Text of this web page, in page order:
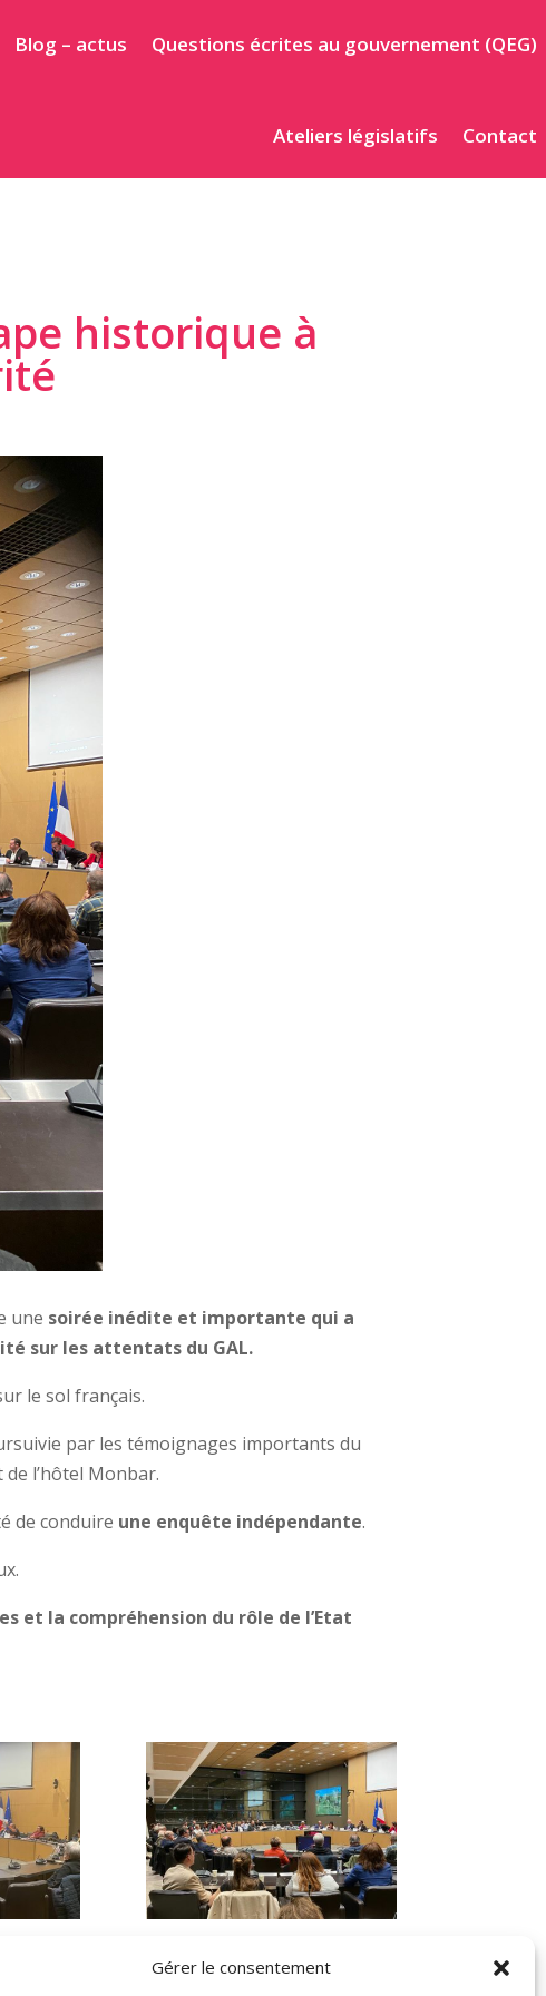
Gérer le consentement
Blog – actus Questions écrites au gouvernement (QEG)
Ateliers législatifs Contact
historique à
une soirée inédite et importante qui a
sur les attentats du GAL.
le sol français.
par les témoignages importants du
l’hôtel Monbar.
de conduire une enquête indépendante.
et la compréhension du rôle de l’Etat